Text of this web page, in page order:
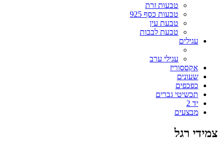
טבעות זרת
טבעות כסף 925
טבעת עין
טבעת לבבות
עגילים
עגילי ערב
אקססוריז
שעונים
כפכפים
תכשיטי גברים
יד 2
מבצעים
צמידי רגל